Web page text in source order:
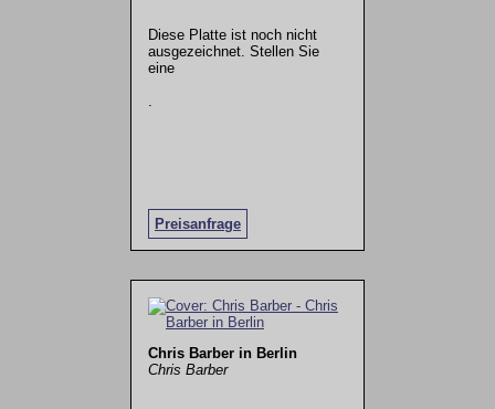
Diese Platte ist noch nicht
ausgezeichnet. Stellen Sie
eine
Preisanfrage
.
Chris Barber in Berlin
Chris Barber